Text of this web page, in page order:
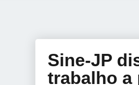
Sine-JP
trabalho a